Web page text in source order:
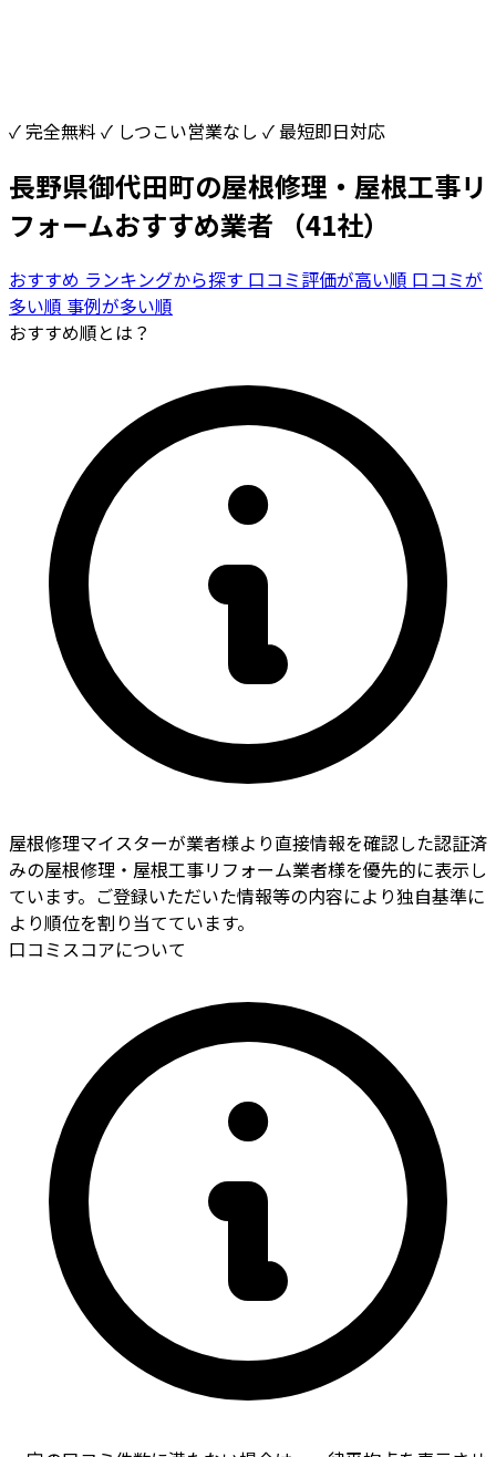
✓ 完全無料 ✓ しつこい営業なし ✓ 最短即日対応
長野県御代田町の屋根修理・屋根工事リ
フォームおすすめ業者
（41社）
おすすめ ランキングから探す 口コミ評価が高い順 口コミが
多い順 事例が多い順
おすすめ順とは？
屋根修理マイスターが業者様より直接情報を確認した認証済
みの屋根修理・屋根工事リフォーム業者様を優先的に表示し
ています。ご登録いただいた情報等の内容により独自基準に
より順位を割り当てています。
口コミスコアについて